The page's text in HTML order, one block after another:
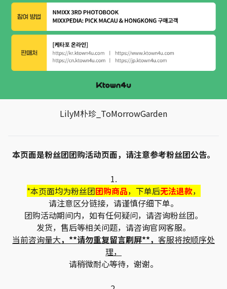
LilyM朴珍_ToMorrowGarden
本页面是粉丝团团购活动页面，请注意参考粉丝团公告。
1.
*本页面均为粉丝团团购商品，下单后无法退款，
请注意区分链接，请谨慎仔细下单。
团购活动期间内，如有任何疑问，请咨询粉丝团。
发货，售后等相关问题，请咨询官网客服。
当前咨询量大，**请勿重复留言刷屏**， 客服将按顺序处
理，
请稍微耐心等待，谢谢。